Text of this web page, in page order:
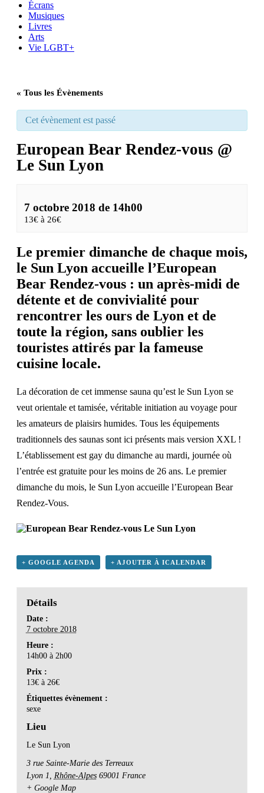
Écrans
Musiques
Livres
Arts
Vie LGBT+
« Tous les Évènements
Cet évènement est passé
European Bear Rendez-vous @
Le Sun Lyon
7 octobre 2018 de 14h00
13€ à 26€
Le premier dimanche de chaque mois,
le Sun Lyon accueille l’European
Bear Rendez-vous : un après-midi de
détente et de convivialité pour
rencontrer les ours de Lyon et de
toute la région, sans oublier les
touristes attirés par la fameuse
cuisine locale.
La décoration de cet immense sauna qu’est le Sun Lyon se
veut orientale et tamisée, véritable initiation au voyage pour
les amateurs de plaisirs humides. Tous les équipements
traditionnels des saunas sont ici présents mais version XXL !
L’établissement est gay du dimanche au mardi, journée où
l’entrée est gratuite pour les moins de 26 ans. Le premier
dimanche du mois, le Sun Lyon accueille l’European Bear
Rendez-Vous.
+ GOOGLE AGENDA + AJOUTER À ICALENDAR
Détails
Date :
7 octobre 2018
Heure :
14h00 à 2h00
Prix :
13€ à 26€
Étiquettes évènement :
sexe
Lieu
Le Sun Lyon
3 rue Sainte-Marie des Terreaux
Lyon 1
Rhône-Alpes 69001 France
+ Google Map